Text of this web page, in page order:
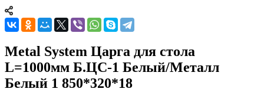
Metal System Царга для стола
L=1000мм Б.ЦС-1 Белый/Металл
Белый 1 850*320*18